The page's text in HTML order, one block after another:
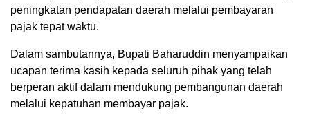
peningkatan pendapatan daerah melalui pembayaran
pajak tepat waktu.
Dalam sambutannya, Bupati Baharuddin menyampaikan
ucapan terima kasih kepada seluruh pihak yang telah
berperan aktif dalam mendukung pembangunan daerah
melalui kepatuhan membayar pajak.